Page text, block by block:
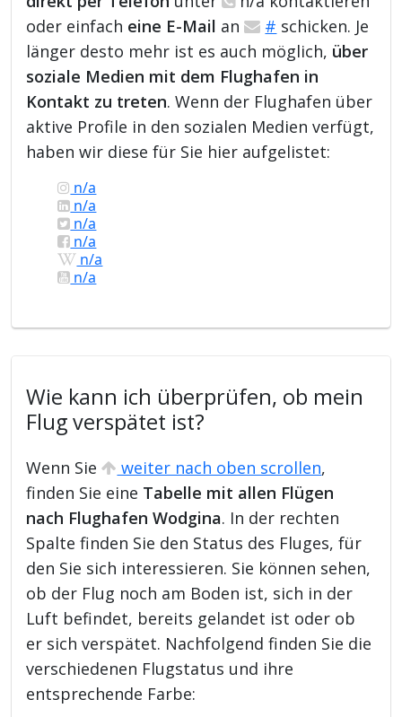
oder einfach eine E-Mail an # schicken. Je
länger desto mehr ist es auch möglich, über
soziale Medien mit dem Flughafen in
Kontakt zu treten. Wenn der Flughafen über
aktive Profile in den sozialen Medien verfügt,
haben wir diese für Sie hier aufgelistet:
n/a
n/a
n/a
n/a
n/a
n/a
Wie kann ich überprüfen, ob mein
Flug verspätet ist?
Wenn Sie weiter nach oben scrollen,
finden Sie eine Tabelle mit allen Flügen
nach Flughafen Wodgina. In der rechten
Spalte finden Sie den Status des Fluges, für
den Sie sich interessieren. Sie können sehen,
ob der Flug noch am Boden ist, sich in der
Luft befindet, bereits gelandet ist oder ob
er sich verspätet. Nachfolgend finden Sie die
verschiedenen Flugstatus und ihre
entsprechende Farbe: